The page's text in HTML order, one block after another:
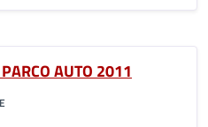
AUTO 2011